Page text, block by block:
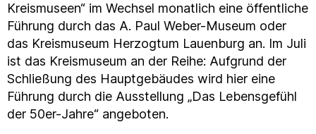
Kreismuseen“ im Wechsel monatlich eine öffentliche
Führung durch das A. Paul Weber-Museum oder
das Kreismuseum Herzogtum Lauenburg an. Im Juli
ist das Kreismuseum an der Reihe: Aufgrund der
Schließung des Hauptgebäudes wird hier eine
Führung durch die Ausstellung „Das Lebensgefühl
der 50er-Jahre“ angeboten.